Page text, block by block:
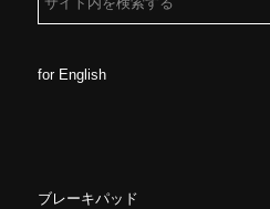
for English
ブレーキパッド